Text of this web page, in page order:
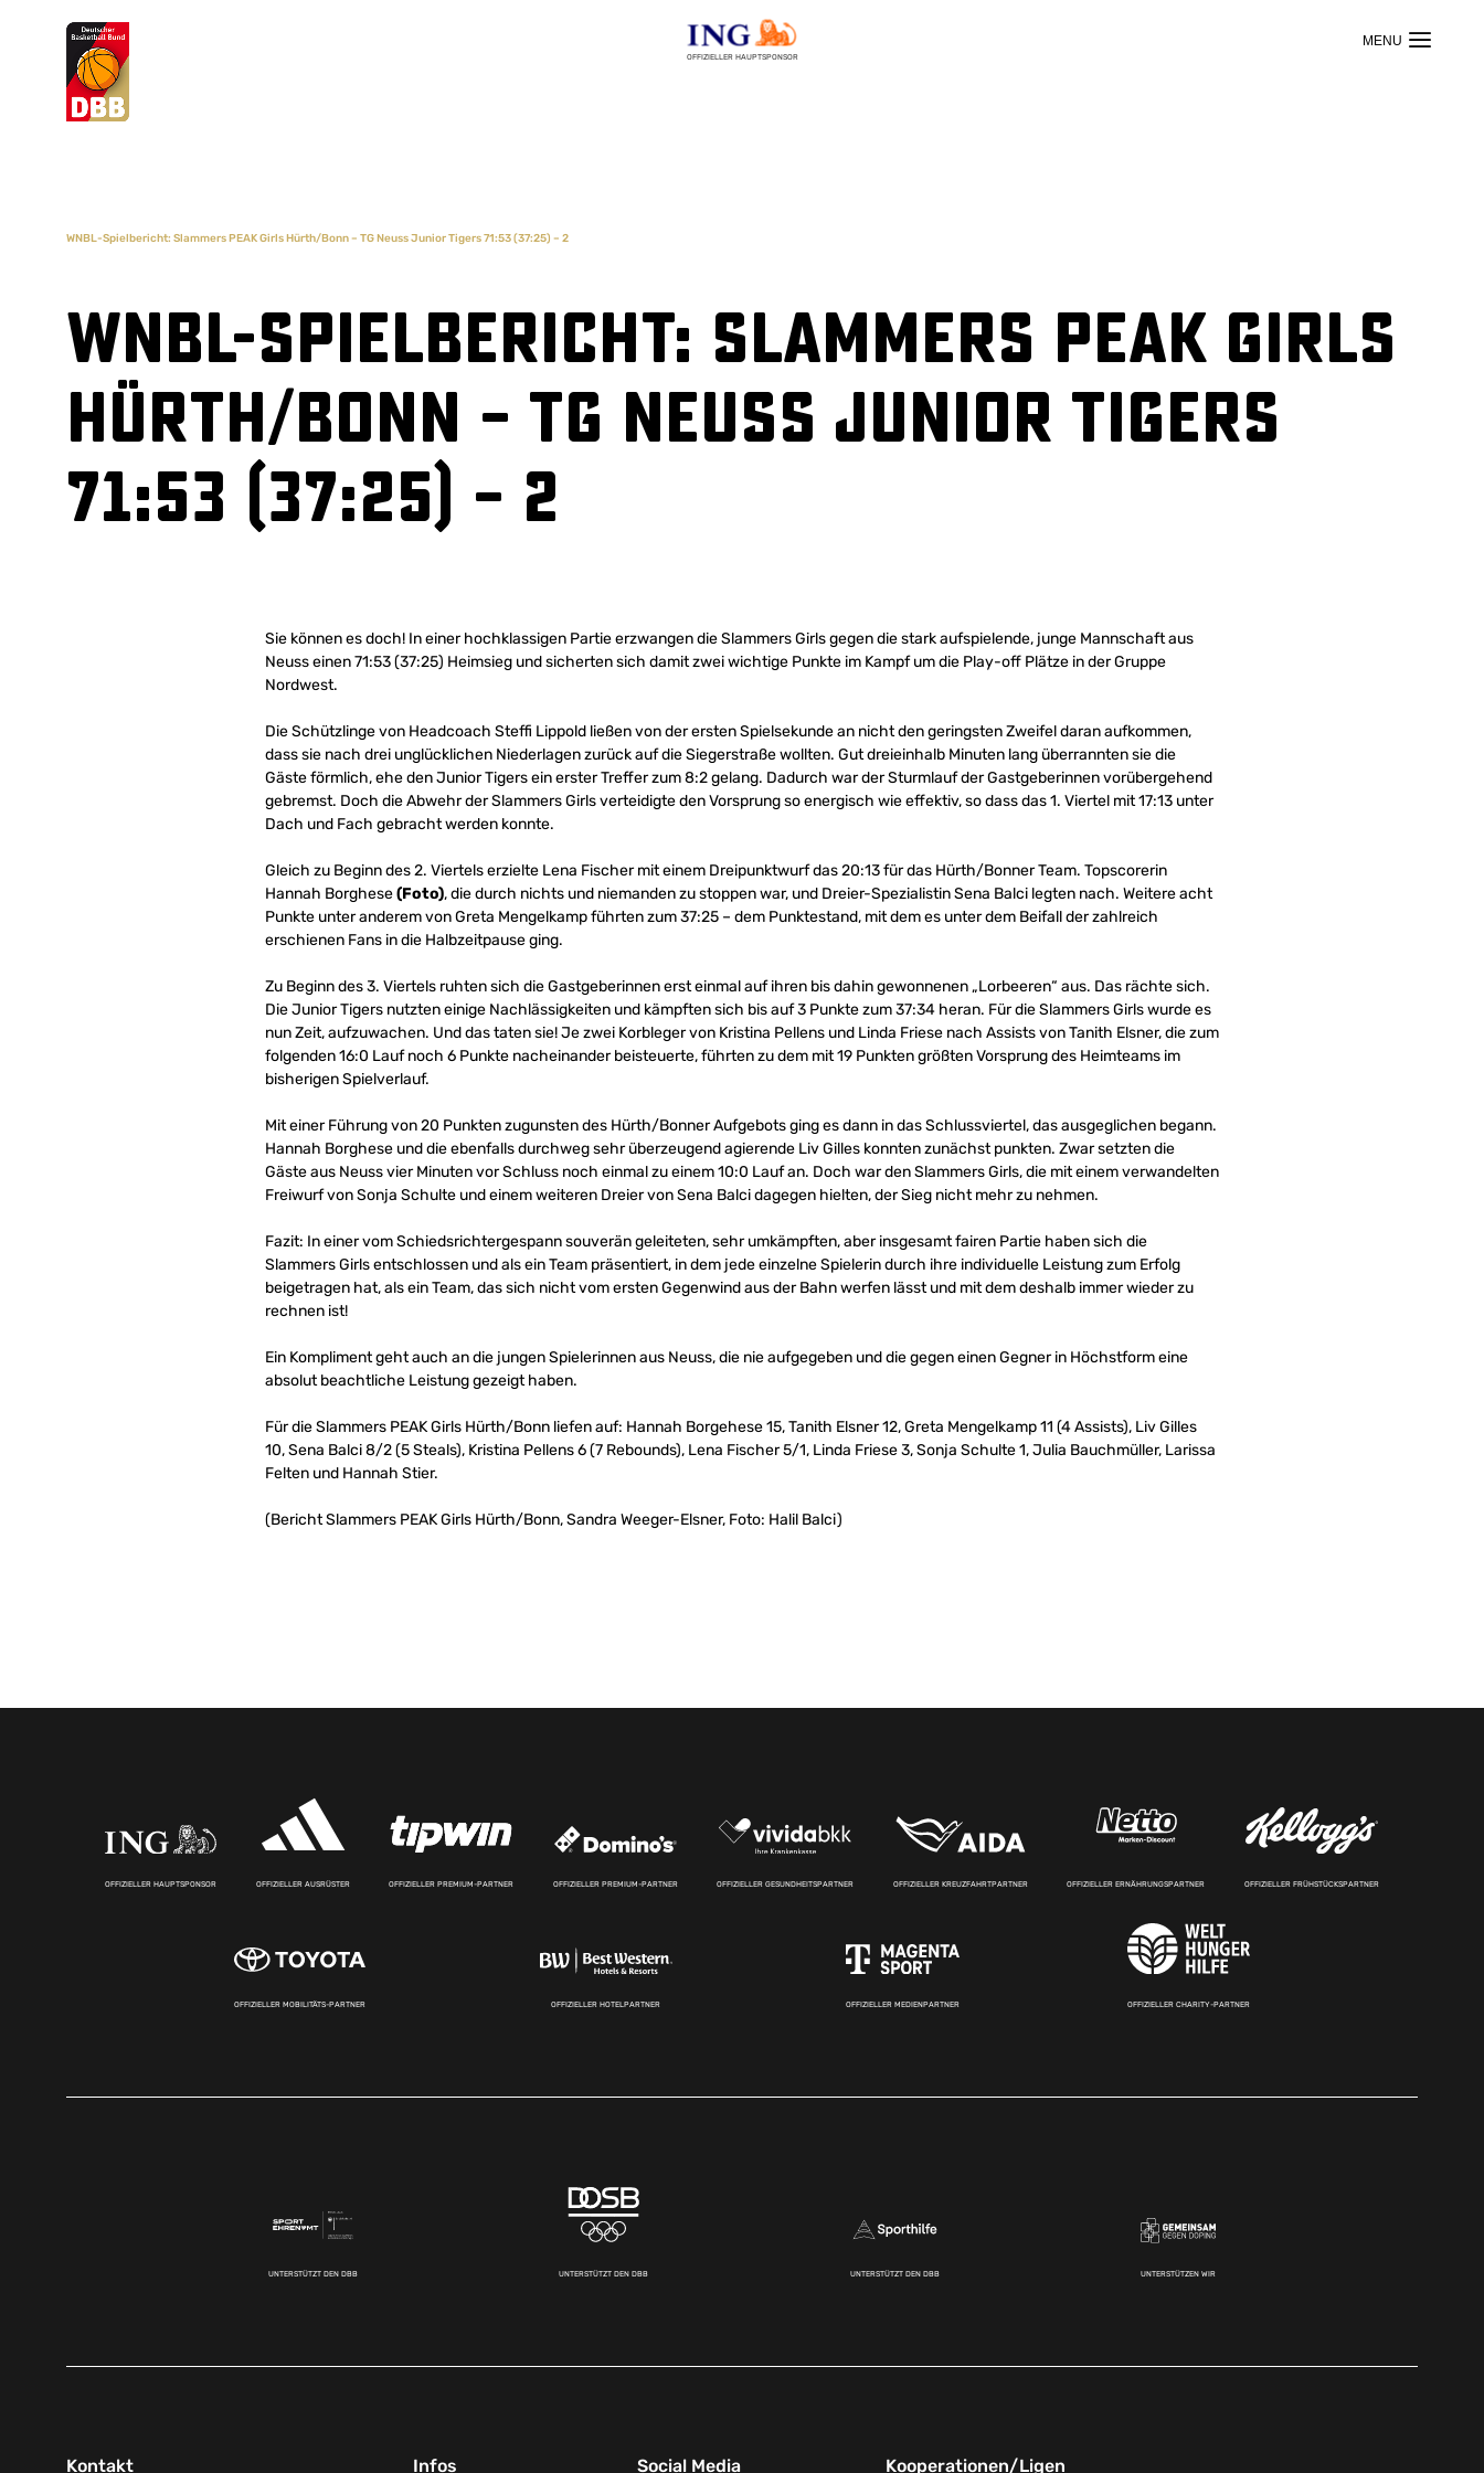
OFFIZIELLER HAUPTSPONSOR
Suchvorschläge
WNBL-Spielbericht: Slammers PEAK Girls Hürth/Bonn – TG Neuss Junior Tigers 71:53 (37:25) – 2
WNBL-Spielbericht: Slammers PEAK Girls
Hürth/Bonn – TG Neuss Junior Tigers
71:53 (37:25) – 2
Sie können es doch! In einer hochklassigen Partie erzwangen die Slammers Girls gegen die stark aufspielende, junge Mannschaft aus
Neuss einen 71:53 (37:25) Heimsieg und sicherten sich damit zwei wichtige Punkte im Kampf um die Play-off Plätze in der Gruppe
Nordwest.
Die Schützlinge von Headcoach Steffi Lippold ließen von der ersten Spielsekunde an nicht den geringsten Zweifel daran aufkommen,
dass sie nach drei unglücklichen Niederlagen zurück auf die Siegerstraße wollten. Gut dreieinhalb Minuten lang überrannten sie die
Gäste förmlich, ehe den Junior Tigers ein erster Treffer zum 8:2 gelang. Dadurch war der Sturmlauf der Gastgeberinnen vorübergehend
gebremst. Doch die Abwehr der Slammers Girls verteidigte den Vorsprung so energisch wie effektiv, so dass das 1. Viertel mit 17:13 unter
Dach und Fach gebracht werden konnte.
Gleich zu Beginn des 2. Viertels erzielte Lena Fischer mit einem Dreipunktwurf das 20:13 für das Hürth/Bonner Team. Topscorerin
Hannah Borghese(Foto), die durch nichts und niemanden zu stoppen war, und Dreier-Spezialistin Sena Balci legten nach. Weitere acht
Punkte unter anderem von Greta Mengelkamp führten zum 37:25 – dem Punktestand, mit dem es unter dem Beifall der zahlreich
erschienen Fans in die Halbzeitpause ging.
Zu Beginn des 3. Viertels ruhten sich die Gastgeberinnen erst einmal auf ihren bis dahin gewonnenen „Lorbeeren“ aus. Das rächte sich.
Die Junior Tigers nutzten einige Nachlässigkeiten und kämpften sich bis auf 3 Punkte zum 37:34 heran. Für die Slammers Girls wurde es
nun Zeit, aufzuwachen. Und das taten sie! Je zwei Korbleger von Kristina Pellens und Linda Friese nach Assists von Tanith Elsner, die zum
folgenden 16:0 Lauf noch 6 Punkte nacheinander beisteuerte, führten zu dem mit 19 Punkten größten Vorsprung des Heimteams im
bisherigen Spielverlauf.
Mit einer Führung von 20 Punkten zugunsten des Hürth/Bonner Aufgebots ging es dann in das Schlussviertel, das ausgeglichen begann.
Hannah Borghese und die ebenfalls durchweg sehr überzeugend agierende Liv Gilles konnten zunächst punkten. Zwar setzten die
Gäste aus Neuss vier Minuten vor Schluss noch einmal zu einem 10:0 Lauf an. Doch war den Slammers Girls, die mit einem verwandelten
Freiwurf von Sonja Schulte und einem weiteren Dreier von Sena Balci dagegen hielten, der Sieg nicht mehr zu nehmen.
Fazit: In einer vom Schiedsrichtergespann souverän geleiteten, sehr umkämpften, aber insgesamt fairen Partie haben sich die
Slammers Girls entschlossen und als ein Team präsentiert, in dem jede einzelne Spielerin durch ihre individuelle Leistung zum Erfolg
beigetragen hat, als ein Team, das sich nicht vom ersten Gegenwind aus der Bahn werfen lässt und mit dem deshalb immer wieder zu
rechnen ist!
Ein Kompliment geht auch an die jungen Spielerinnen aus Neuss, die nie aufgegeben und die gegen einen Gegner in Höchstform eine
absolut beachtliche Leistung gezeigt haben.
Für die Slammers PEAK Girls Hürth/Bonn liefen auf: Hannah Borgehese 15, Tanith Elsner 12, Greta Mengelkamp 11 (4 Assists), Liv Gilles
10, Sena Balci 8/2 (5 Steals), Kristina Pellens 6 (7 Rebounds), Lena Fischer 5/1, Linda Friese 3, Sonja Schulte 1, Julia Bauchmüller, Larissa
Felten und Hannah Stier.
(Bericht Slammers PEAK Girls Hürth/Bonn, Sandra Weeger-Elsner, Foto: Halil Balci)
OFFIZIELLER HAUPTSPONSOR OFFIZIELLER AUSRÜSTER OFFIZIELLER PREMIUM-PARTNER OFFIZIELLER PREMIUM-PARTNER OFFIZIELLER GESUNDHEITSPARTNER OFFIZIELLER KREUZFAHRTPARTNER OFFIZIELLER ERNÄHRUNGSPARTNER OFFIZIELLER FRÜHSTÜCKSPARTNER
OFFIZIELLER MOBILITÄTS-PARTNER OFFIZIELLER HOTELPARTNER OFFIZIELLER MEDIENPARTNER OFFIZIELLER CHARITY-PARTNER
UNTERSTÜTZT DEN DBB UNTERSTÜTZT DEN DBB UNTERSTÜTZT DEN DBB UNTERSTÜTZEN WIR
Kontakt Infos Social Media Kooperationen/Ligen